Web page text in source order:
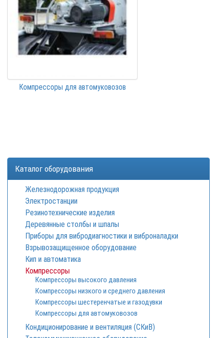
Компрессоры для автомуковозов
Каталог оборудования
Железнодорожная продукция
Электростанции
Резинотехнические изделия
Деревянные столбы и шпалы
Приборы для вибродиагностики и виброналадки
Взрывозащищенное оборудование
Кип и автоматика
Компрессоры
Компрессоры высокого давления
Компрессоры низкого и среднего давления
Компрессоры шестеренчатые и газодувки
Компрессоры для автомуковозов
Кондиционирование и вентиляция (СКиВ)